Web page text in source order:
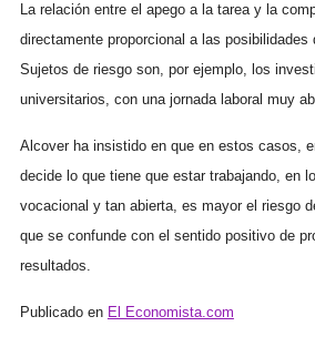
La relación entre el apego a la tarea y la
directamente proporcional a las posibilidades
Sujetos de riesgo son, por ejemplo, los
universitarios, con una jornada laboral muy
Alcover ha insistido en que en estos casos,
decide lo que tiene que estar trabajando, en
vocacional y tan abierta, es mayor el riesgo
que se confunde con el sentido positivo de
resultados.
Publicado en El Economista.com